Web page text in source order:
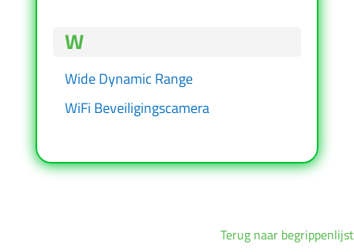
W
Wide Dynamic Range
WiFi Beveiligingscamera
Terug naar begrippenlijst